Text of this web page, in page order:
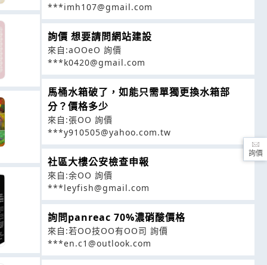
***imh107@gmail.com
詢價 想要請問網站建設
來自:aOOeO 詢價
***k0420@gmail.com
馬桶水箱破了，如能只需單獨更換水箱部
分？價格多少
來自:張OO 詢價
***y910505@yahoo.com.tw
社區大樓公安檢查申報
來自:余OO 詢價
***leyfish@gmail.com
詢問panreac 70%濃硝酸價格
來自:若OO技OO有OO司 詢價
***en.c1@outlook.com
詢價